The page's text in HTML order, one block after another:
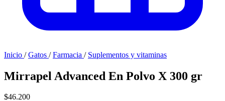
Inicio / Gatos / Farmacia / Suplementos y vitaminas
Mirrapel Advanced En Polvo X 300 gr
$46.200